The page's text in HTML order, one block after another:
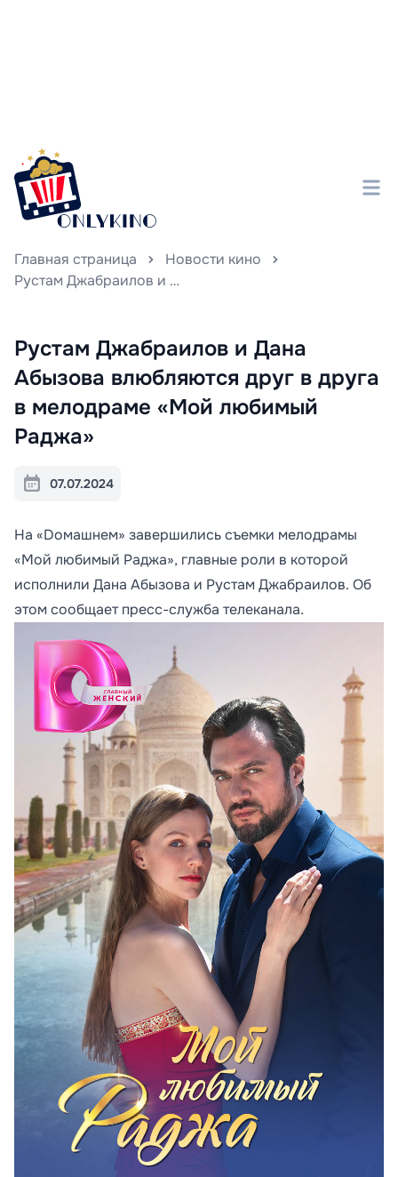
Главная страница
Новости кино
Рустам Джабраилов и Дана Абызова влюбляются друг в друга в мелодраме «Мой любимый Раджа»
Рустам Джабраилов и Дана
Абызова влюбляются друг в друга
в мелодраме «Мой любимый
Раджа»
07.07.2024
На «Dомашнем» завершились съемки мелодрамы
«Мой любимый Раджа», главные роли в которой
исполнили Дана Абызова и Рустам Джабраилов. Об
этом сообщает пресс-служба телеканала.